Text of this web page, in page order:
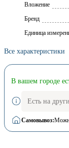
Вложение
Брeнд
Единица
Все характеристики
В вашем городе
Есть на
Самовывоз: